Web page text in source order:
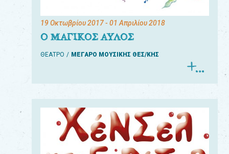
19 Οκτωβρίου 2017- 01 Απριλίου 2018
Ο ΜΑΓΙΚΟΣ ΑΥΛΟΣ
ΘΕΑΤΡΟ ΜΕΓΑΡΟ ΜΟΥΣΙΚΗΣ ΘΕΣ/ΚΗΣ